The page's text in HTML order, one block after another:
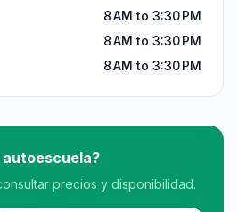
8 AM to 3:30 PM
8 AM to 3:30 PM
8 AM to 3:30 PM
precios y disponibilidad.